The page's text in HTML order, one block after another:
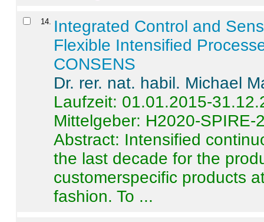
14
Integrated Control and
Flexible Intensified
CONSENS
Dr. rer. nat. habil. Michael
Laufzeit: 01.01.2015-
Mittelgeber: H2020-SPIRE-
Abstract: Intensified
the last decade for the
customerspecific products
fashion. To ...